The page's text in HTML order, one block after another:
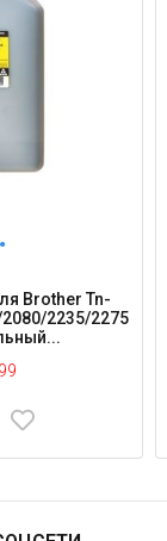
Brother Tn-
2235/2275